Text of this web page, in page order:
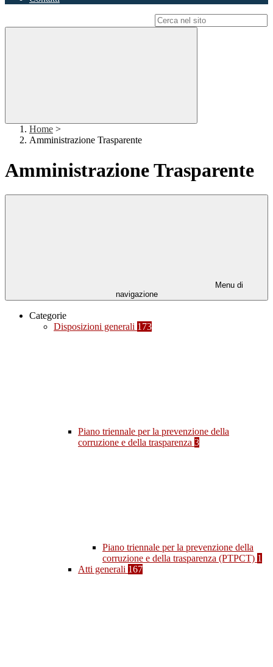
Home >
Amministrazione Trasparente
Amministrazione Trasparente
Menu di
navigazione
Categorie
Disposizioni generali 173
Piano triennale per la prevenzione della
corruzione e della trasparenza 3
Piano triennale per la prevenzione della
corruzione e della trasparenza (PTPCT) 1
Atti generali 167